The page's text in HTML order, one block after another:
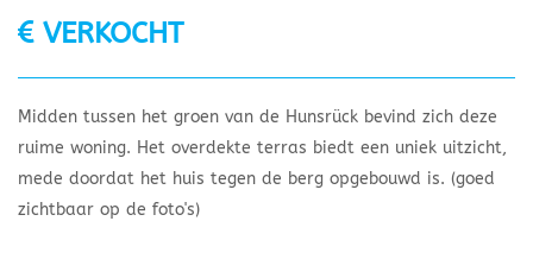
VERKOCHT
Midden tussen het groen van de Hunsrück bevind zich deze
ruime woning. Het overdekte terras biedt een uniek uitzicht,
mede doordat het huis tegen de berg opgebouwd is. (goed
zichtbaar op de foto's)